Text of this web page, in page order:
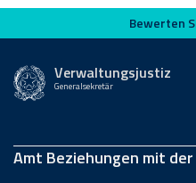
Bewerten SieBewerten
Verwaltungsjustiz
Generalsekretär
Amt Beziehungen mit